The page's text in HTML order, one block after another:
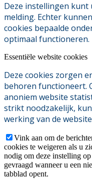
Deze instellingen kunt
melding. Echter
cookies bepaalde
optimaal functioneren.
Essentiële website cookies
Deze cookies zorgen
behoren functioneert.
anoniem website
strikt noodzakelijk,
werking van de
Vink aan om de
cookies te weigeren als u
nodig om deze instelling
gevraagd wanneer u een
tabblad opent.